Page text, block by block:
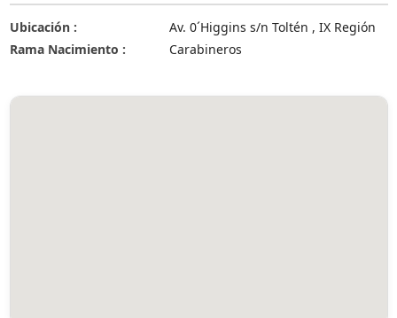
Ubicación :
Av. 0´Higgins s/n Toltén , IX Región
Rama Nacimiento :
Carabineros